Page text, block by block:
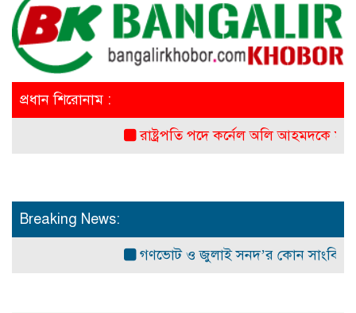
প্রধান শিরোনাম :
রাষ্ট্রপতি পদে কর্নেল অলি আহমদকে মনোনয়ন
Breaking News:
গণভোট ও জুলাই সনদ’র কোন সাংবিধানিক ও